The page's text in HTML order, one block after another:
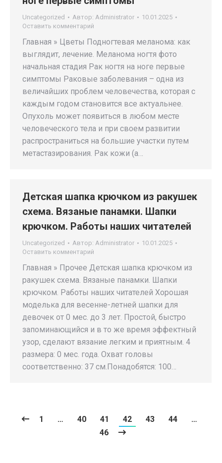
Uncategorized Автор: Administrator
10.01.2025
Оставить комментарий
Главная » Цветы Подногтевая меланома: как
выглядит, лечение. Меланома ногтя фото
начальная стадия Рак ногтя на ноге первые
симптомы Раковые заболевания – одна из
величайших проблем человечества, которая с
каждым годом становится все актуальнее.
Опухоль может появиться в любом месте
человеческого тела и при своем развитии
распространиться на большие участки путем
метастазирования. Рак кожи (а…
Детская шапка крючком из ракушек
схема. Вязаные панамки. Шапки
крючком. Работы наших читателей
Uncategorized Автор: Administrator
10.01.2025
Оставить комментарий
Главная » Прочее Детская шапка крючком из
ракушек схема. Вязаные панамки. Шапки
крючком. Работы наших читателей Хорошая
моделька для весенне-летней шапки для
девочек от 0 мес. до 3 лет. Простой, быстро
запоминающийся и в то же время эффектный
узор, сделают вязание легким и приятным. 4
размера: 0 мес. года. Охват головы
соответственно: 37 см.Понадобятся: 100…
1 … 40 41 42 43 44
…
46